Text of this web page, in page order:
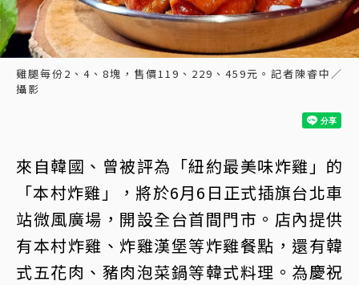
雞腿每份2、4、8塊，售價119、229、459元。記者陳睿中／
攝影
來自韓國、曾被評為「紐約最美味炸雞」的
「本村炸雞」，將於6月6日正式插旗台北車
站微風廣場，開設全台首間門市。店內提供
有本村炸雞、炸雞漢堡等炸雞餐點，還有韓
式五花肉、豬肉泡菜鍋等韓式料理。為慶祝